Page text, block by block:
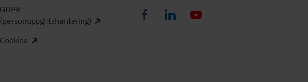
GDPR
(personuppgiftshantering)
Cookies